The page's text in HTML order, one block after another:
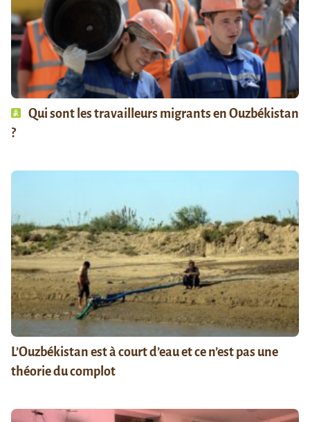
Qui sont les travailleurs migrants en Ouzbékistan
?
L’Ouzbékistan est à court d’eau et ce n’est pas une
théorie du complot